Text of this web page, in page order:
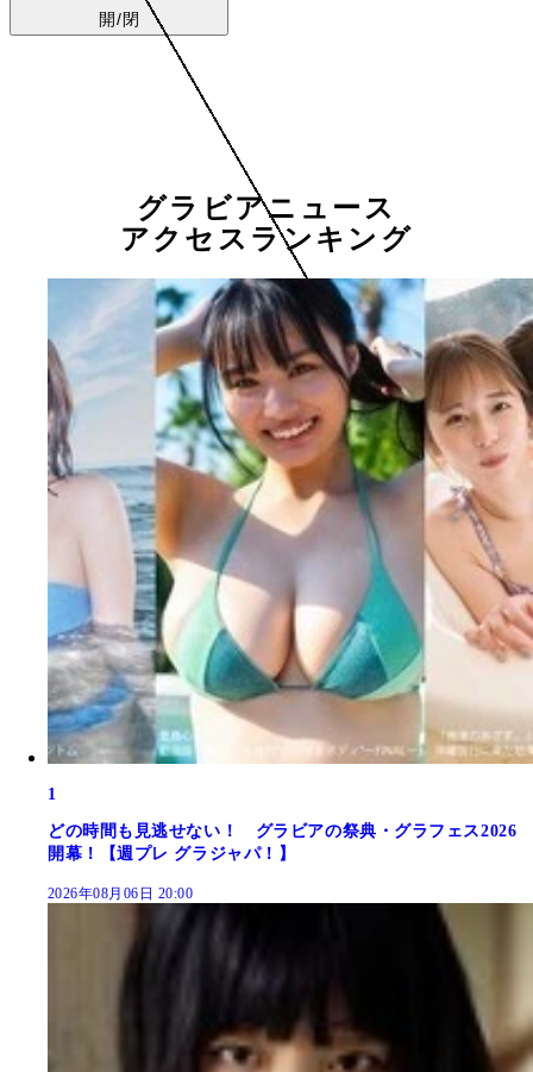
開/閉
グラビアニュース
アクセスランキング
1
どの時間も見逃せない！ グラビアの祭典・グラフェス2026
開幕！【週プレ グラジャパ！】
2026年08月06日 20:00